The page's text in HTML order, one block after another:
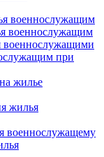
военнослужащим
военнослужащим
при
жилье
жилья
военнослужащему